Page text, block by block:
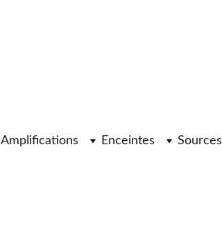
Amplifications Enceintes Sources